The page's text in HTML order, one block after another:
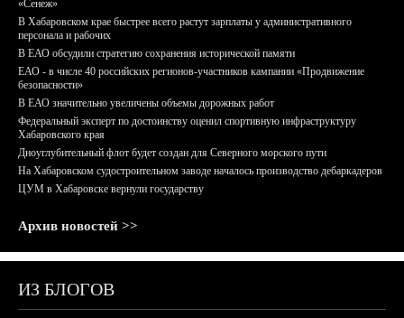
«Сенеж»
В Хабаровском крае быстрее всего растут зарплаты у административного
персонала и рабочих
В ЕАО обсудили стратегию сохранения исторической памяти
ЕАО - в числе 40 российских регионов-участников кампании «Продвижение
безопасности»
В ЕАО значительно увеличены объемы дорожных работ
Федеральный эксперт по достоинству оценил спортивную инфраструктуру
Хабаровского края
Дноуглубительный флот будет создан для Северного морского пути
На Хабаровском судостроительном заводе началось производство дебаркадеров
ЦУМ в Хабаровске вернули государству
Архив новостей >>
ИЗ БЛОГОВ